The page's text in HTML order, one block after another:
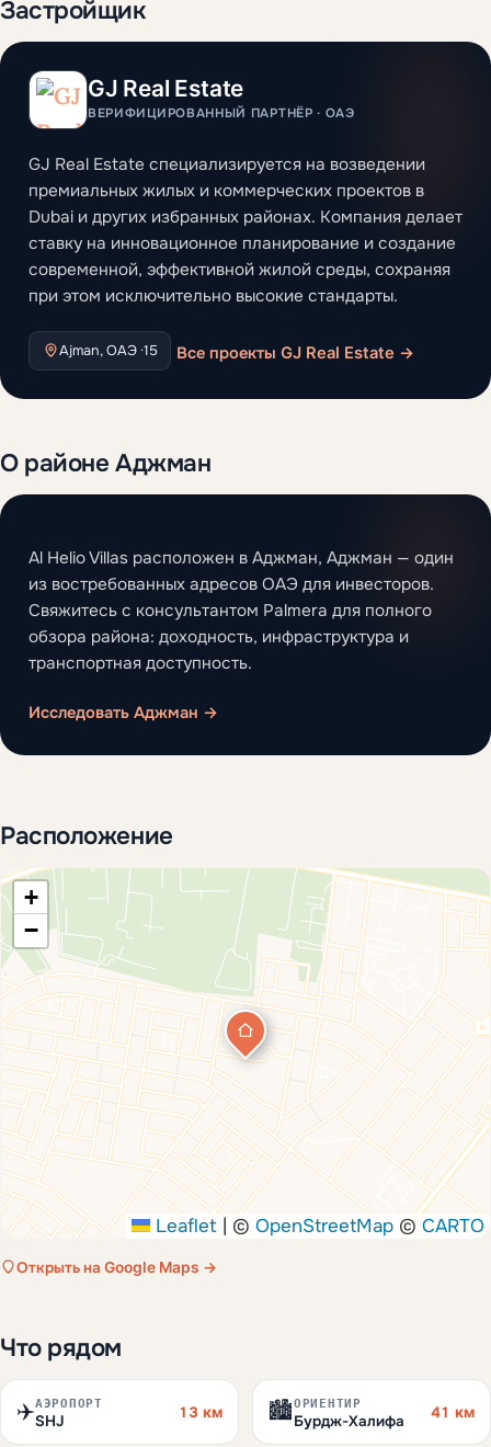
Застройщик
GJ Real Estate
ВЕРИФИЦИРОВАННЫЙ ПАРТНЁР · ОАЭ
GJ Real Estate специализируется на возведении
премиальных жилых и коммерческих проектов в
Dubai и других избранных районах. Компания делает
ставку на инновационное планирование и создание
современной, эффективной жилой среды, сохраняя
при этом исключительно высокие стандарты.
Ajman, ОАЭ ·15 Все проекты GJ Real Estate →
О районе Аджман
Al Helio Villas расположен в Аджман, Аджман — один
из востребованных адресов ОАЭ для инвесторов.
Свяжитесь с консультантом Palmera для полного
обзора района: доходность, инфраструктура и
транспортная доступность.
Исследовать Аджман →
Расположение
+
−
Leaflet | © OpenStreetMap © CARTO
Открыть на Google Maps →
Что рядом
✈️АЭРОПОРТ
SHJ 13 км 🏙️ОРИЕНТИР
Бурдж-Халифа 41 км